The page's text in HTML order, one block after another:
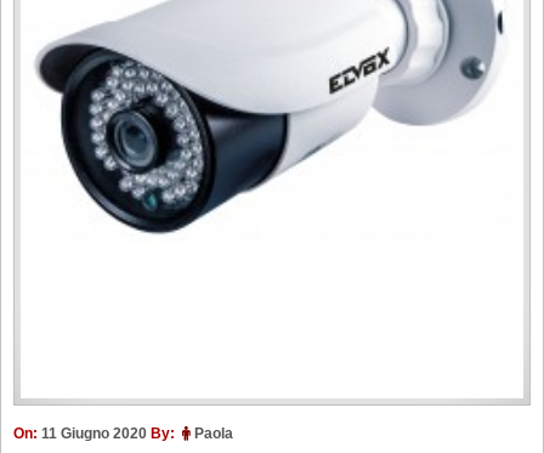
On: 11 Giugno 2020 By: Paola